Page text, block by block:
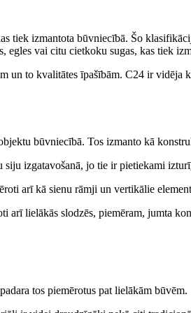
tiek izmantota būvniecībā. Šo
egles vai citu cietkoku sugas, kas tiek
un to kvalitātes īpašībām. C24 ir
būvniecībā. Tos izmanto kā
izgatavošanā, jo tie ir pietiekami
arī kā sienu rāmji un vertikālie
lielākās slodzēs, piemēram, jumta
tos piemērotus pat lielākām būvēm.